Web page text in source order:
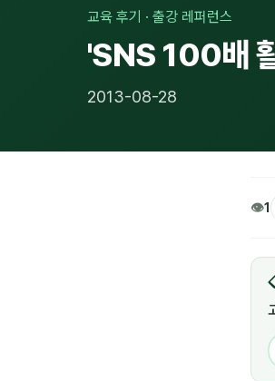
교육 후기 · 출강 레퍼런스
'SNS 100배
2013-08-28
👁1